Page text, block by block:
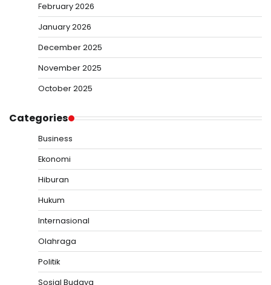
February 2026
January 2026
December 2025
November 2025
October 2025
Categories
Business
Ekonomi
Hiburan
Hukum
Internasional
Olahraga
Politik
Sosial Budaya